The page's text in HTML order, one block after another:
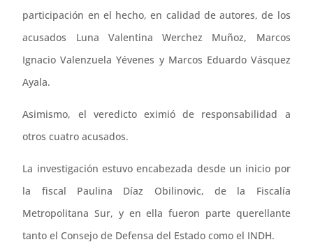
participación en el hecho, en calidad de autores, de los
acusados Luna Valentina Werchez Muñoz, Marcos
Ignacio Valenzuela Yévenes y Marcos Eduardo Vásquez
Ayala.
Asimismo, el veredicto eximió de responsabilidad a
otros cuatro acusados.
La investigación estuvo encabezada desde un inicio por
la fiscal Paulina Díaz Obilinovic, de la Fiscalía
Metropolitana Sur, y en ella fueron parte querellante
tanto el Consejo de Defensa del Estado como el INDH.